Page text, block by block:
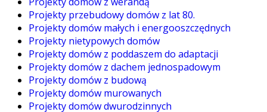
Projekty przebudowy domów z lat 80.
Projekty domów małych i energooszczędnych
Projekty nietypowych domów
Projekty domów z poddaszem do adaptacji
Projekty domów z dachem jednospadowym
Projekty domów z budową
Projekty domów murowanych
Projekty domów dwurodzinnych